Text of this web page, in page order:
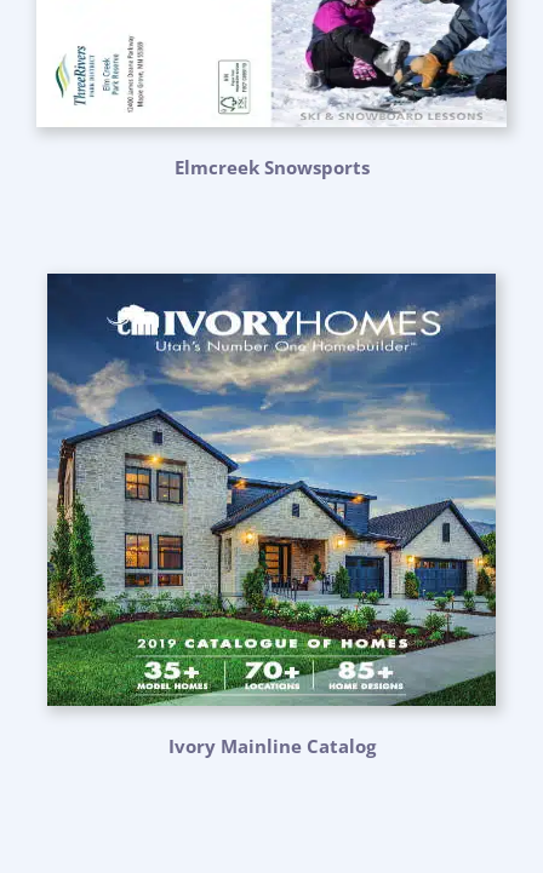
Elmcreek Snowsports
Ivory Mainline Catalog